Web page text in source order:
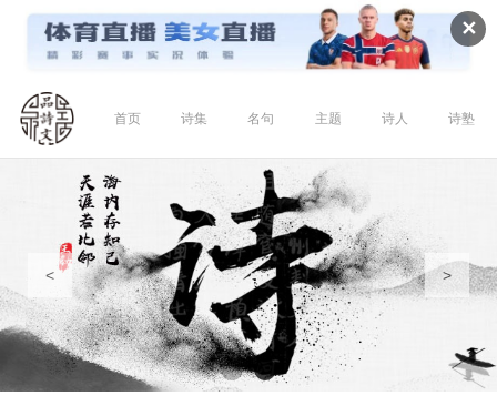
✕
首页 诗集 名句 主题 诗人 诗塾
< >